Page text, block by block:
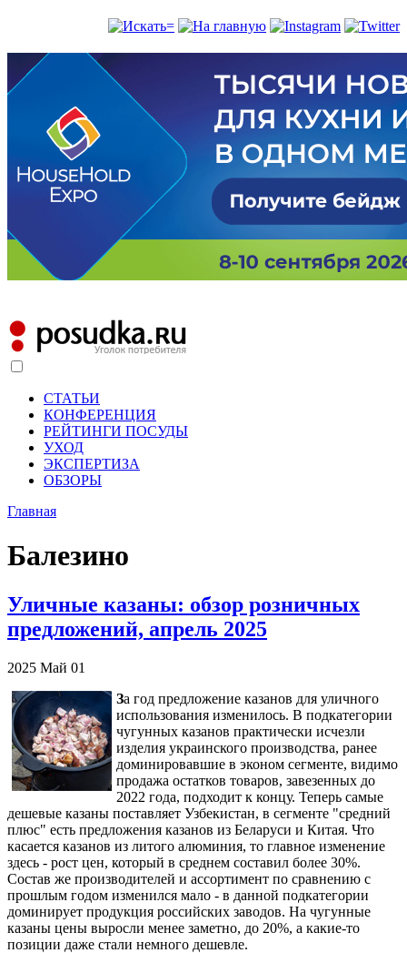
СТАТЬИ
КОНФЕРЕНЦИЯ
РЕЙТИНГИ ПОСУДЫ
УХОД
ЭКСПЕРТИЗА
ОБЗОРЫ
Главная
Балезино
Уличные казаны: обзор розничных
предложений, апрель 2025
2025 Май 01
За год предложение казанов для уличного
использования изменилось. В подкатегории
чугунных казанов практически исчезли
изделия украинского производства, ранее
доминировавшие в эконом сегменте, видимо
продажа остатков товаров, завезенных до
2022 года, подходит к концу. Теперь самые
дешевые казаны поставляет Узбекистан, в сегменте "средний
плюс" есть предложения казанов из Беларуси и Китая. Что
касается казанов из литого алюминия, то главное изменение
здесь - рост цен, который в среднем составил более 30%.
Состав же производителей и ассортимент по сравнению с
прошлым годом изменился мало - в данной подкатегории
доминирует продукция российских заводов. На чугунные
казаны цены выросли менее заметно, до 20%, а какие-то
позиции даже стали немного дешевле.